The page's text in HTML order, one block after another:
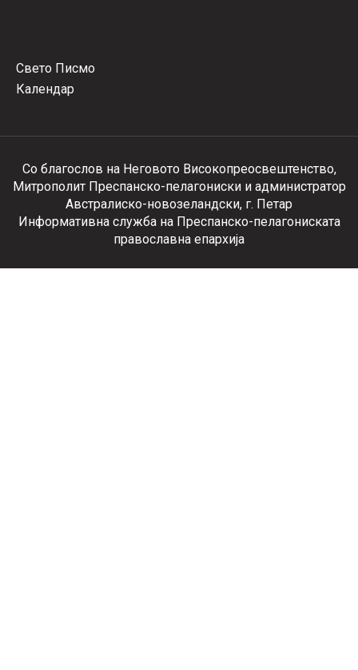
Свето Писмо
Календар
Со благослов на Неговото Високопреосвештенство,
Митрополит Преспанско-пелагониски и администратор
Австралиско-новозеландски, г. Петар
Информативна служба на Преспанско-пелагониската
православна епархија